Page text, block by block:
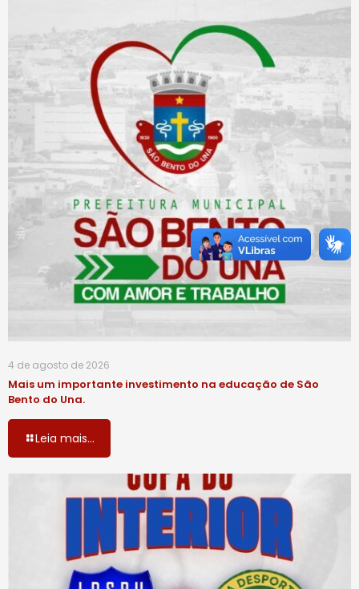
4 de agosto de 2026
Mais um importante investimento na educação de São
Bento do Una.
Leia mais...